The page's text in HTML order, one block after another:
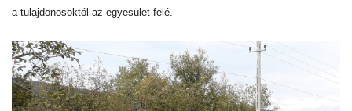
a tulajdonosoktól az egyesület felé.